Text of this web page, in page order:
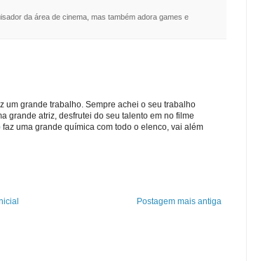
da área de cinema, mas também adora games e
um grande trabalho. Sempre achei o seu trabalho
grande atriz, desfrutei do seu talento em no filme
faz uma grande química com todo o elenco, vai além
Postagem mais antiga